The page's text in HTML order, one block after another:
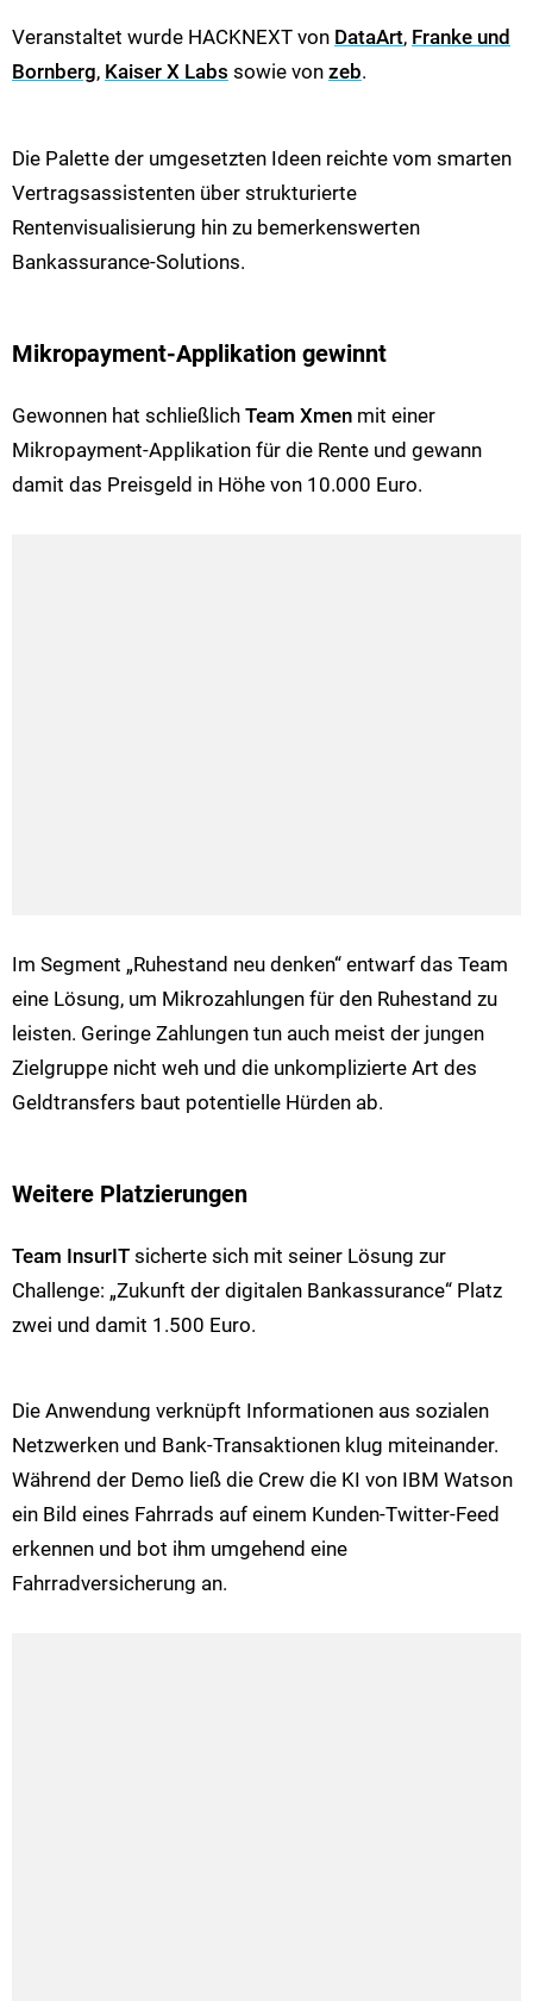
Veranstaltet wurde HACKNEXT von DataArt, Franke und
Bornberg, Kaiser X Labs sowie von zeb.
Die Palette der umgesetzten Ideen reichte vom smarten
Vertragsassistenten über strukturierte
Rentenvisualisierung hin zu bemerkenswerten
Bankassurance-Solutions.
Mikropayment-Applikation gewinnt
Gewonnen hat schließlich Team Xmen mit einer
Mikropayment-Applikation für die Rente und gewann
damit das Preisgeld in Höhe von 10.000 Euro.
Im Segment „Ruhestand neu denken“ entwarf das Team
eine Lösung, um Mikrozahlungen für den Ruhestand zu
leisten. Geringe Zahlungen tun auch meist der jungen
Zielgruppe nicht weh und die unkomplizierte Art des
Geldtransfers baut potentielle Hürden ab.
Weitere Platzierungen
Team InsurIT sicherte sich mit seiner Lösung zur
Challenge: „Zukunft der digitalen Bankassurance“ Platz
zwei und damit 1.500 Euro.
Die Anwendung verknüpft Informationen aus sozialen
Netzwerken und Bank-Transaktionen klug miteinander.
Während der Demo ließ die Crew die KI von IBM Watson
ein Bild eines Fahrrads auf einem Kunden-Twitter-Feed
erkennen und bot ihm umgehend eine
Fahrradversicherung an.